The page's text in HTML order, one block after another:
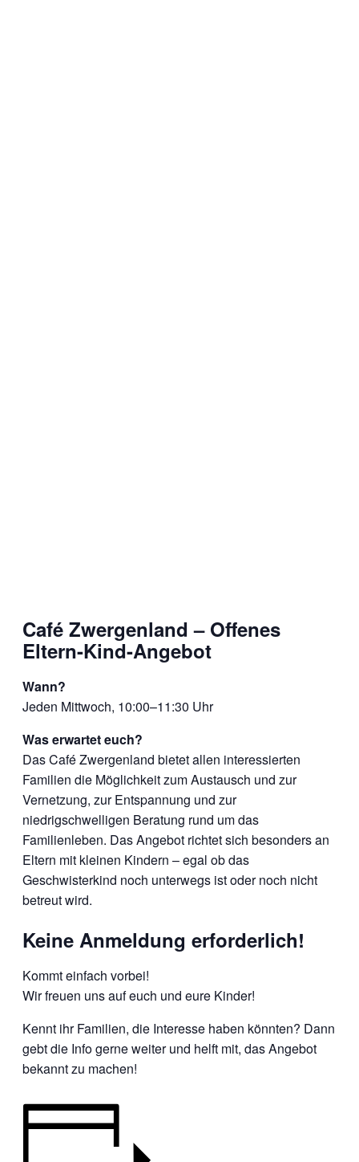
Café Zwergenland – Offenes
Eltern-Kind-Angebot
Wann?
Jeden Mittwoch, 10:00–11:30 Uhr
Was erwartet euch?
Das Café Zwergenland bietet allen interessierten
Familien die Möglichkeit zum Austausch und zur
Vernetzung, zur Entspannung und zur
niedrigschwelligen Beratung rund um das
Familienleben. Das Angebot richtet sich besonders an
Eltern mit kleinen Kindern – egal ob das
Geschwisterkind noch unterwegs ist oder noch nicht
betreut wird.
Keine Anmeldung erforderlich!
Kommt einfach vorbei!
Wir freuen uns auf euch und eure Kinder!
Kennt ihr Familien, die Interesse haben könnten? Dann
gebt die Info gerne weiter und helft mit, das Angebot
bekannt zu machen!